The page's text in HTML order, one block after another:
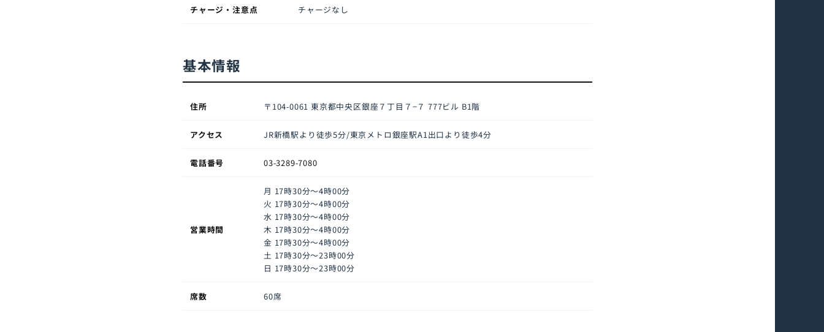
チャージ・注意点 チャージなし
基本情報
住所 〒104-0061 東京都中央区銀座７丁目７−７ 777ビル B1階
アクセス JR新橋駅より徒歩5分/東京メトロ銀座駅A1出口より徒歩4分
電話番号 03-3289-7080
営業時間
月 17時30分～4時00分
火 17時30分～4時00分
水 17時30分～4時00分
木 17時30分～4時00分
金 17時30分～4時00分
土 17時30分～23時00分
日 17時30分～23時00分
席数 60席